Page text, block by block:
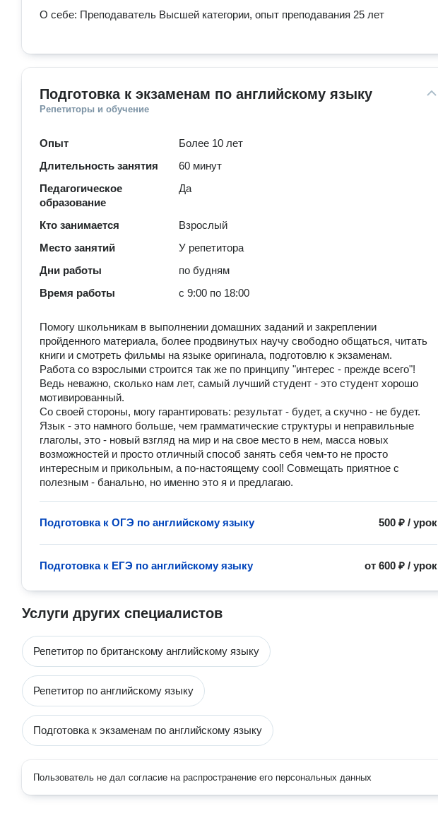
О себе: Преподаватель Высшей категории, опыт преподавания 25 лет
Подготовка к экзаменам по английскому языку
Репетиторы и обучение
Опыт
Более 10 лет
Длительность занятия
60 минут
Педагогическое
образование
Да
Кто занимается
Взрослый
Место занятий
У репетитора
Дни работы
по будням
Время работы
с 9:00 по 18:00
Помогу школьникам в выполнении домашних заданий и закреплении
пройденного материала, более продвинутых научу свободно общаться, читать
книги и смотреть фильмы на языке оригинала, подготовлю к экзаменам.
Работа со взрослыми строится так же по принципу "интерес - прежде всего"!
Ведь неважно, сколько нам лет, самый лучший студент - это студент хорошо
мотивированный.
Со своей стороны, могу гарантировать: результат - будет, а скучно - не будет.
Язык - это намного больше, чем грамматические структуры и неправильные
глаголы, это - новый взгляд на мир и на свое место в нем, масса новых
возможностей и просто отличный способ занять себя чем-то не просто
интересным и прикольным, а по-настоящему cool! Совмещать приятное с
полезным - банально, но именно это я и предлагаю.
500 ₽ /урок
Подготовка к ОГЭ по английскому языку
от600 ₽ /урок
Подготовка к ЕГЭ по английскому языку
Услуги других специалистов
Репетитор по британскому английскому языку
Репетитор по английскому языку
Подготовка к экзаменам по английскому языку
Пользователь не дал согласие на распространение его персональных данных